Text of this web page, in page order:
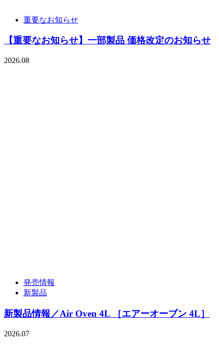
重要なお知らせ
【重要なお知らせ】一部製品 価格改定のお知らせ
2026.08
発売情報
新製品
新製品情報／Air Oven 4L ［エアーオーブン 4L］
2026.07